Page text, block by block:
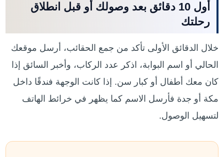
أول 10 دقائق بعد وصولك أو قبل انطلاق
رحلتك
خلال الدقائق الأولى تأكد من جمع الحقائب، أرسل موقعك
الحالي أو اسم البوابة، اذكر عدد الركاب، وأخبر السائق إذا
كان معك أطفال أو كبار سن. إذا كانت الوجهة فندقًا داخل
مكة أو جدة فأرسل الاسم كما يظهر في خرائط الهاتف
لتسهيل الوصول.